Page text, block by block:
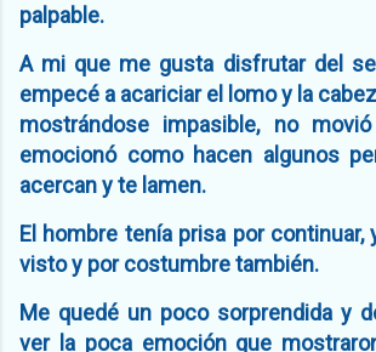
palpable.
A mi que me gusta disfrutar del
empecé a acariciar el lomo y la
mostrándose impasible, no
emocionó como hacen algunos
acercan y te lamen.
El hombre tenía prisa por continuar,
visto y por costumbre también.
Me quedé un poco sorprendida y
ver la poca emoción que